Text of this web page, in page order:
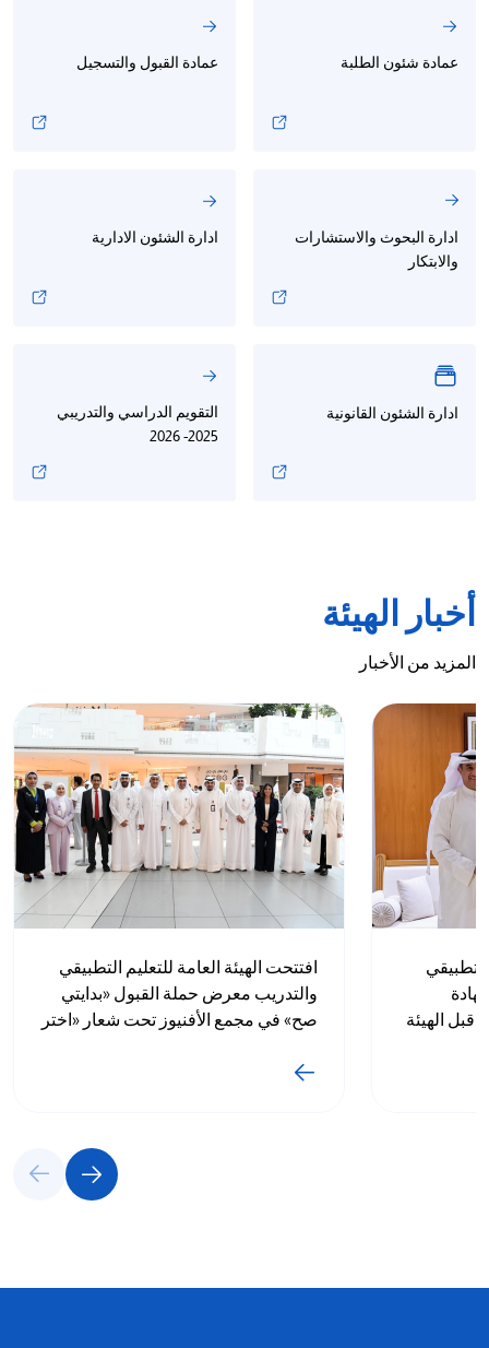
عمادة شئون الطلبة عمادة القبول والتسجيل
ادارة البحوث والاستشارات
والابتكار
ادارة الشئون الادارية
ادارة الشئون القانونية
التقويم الدراسي والتدريبي
2025- 2026
أخبار الهيئة
المزيد من الأخبار
افتتحت الهيئة العامة للتعليم التطبيقي
والتدريب معرض حملة القبول «بدايتي
صح» في مجمع الأفنيوز تحت شعار «اختر
بهدف تعريف الطلبة وأولياء الأمور
بالتخصصات التي تطرحها الهيئة وآلية
القبول والتسجيل والخدمات المقدمة
الهيئة